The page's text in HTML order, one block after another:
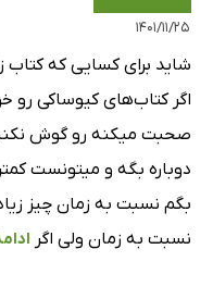
۱۴۰۱/۱۱/۲۵
شاید برای کسایی که کتاب
اگر کتاب‌های کیوساکی رو
صحبت میکنه رو گوش
دوباره بگه و میتونست
بگم نسبت به زمان چیز
نسبت به زمان ولی اگر